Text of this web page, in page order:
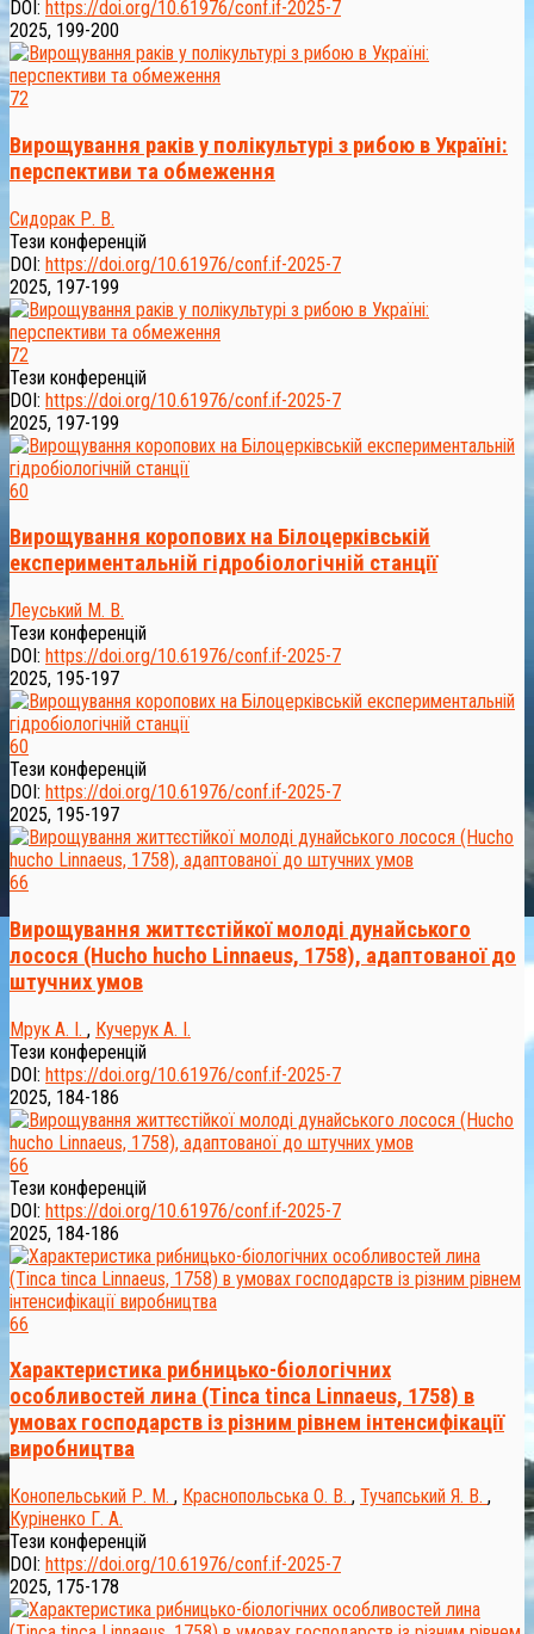
DOI: https://doi.org/10.61976/conf.if-2025-7
2025, 199-200
72
Вирощування раків у полікультурі з рибою в Україні:
перспективи та обмеження
Сидорак Р. В.
Тези конференцій
DOI: https://doi.org/10.61976/conf.if-2025-7
2025, 197-199
72
Тези конференцій
DOI: https://doi.org/10.61976/conf.if-2025-7
2025, 197-199
60
Вирощування коропових на Білоцерківській
експериментальній гідробіологічній станції
Леуський М. В.
Тези конференцій
DOI: https://doi.org/10.61976/conf.if-2025-7
2025, 195-197
60
Тези конференцій
DOI: https://doi.org/10.61976/conf.if-2025-7
2025, 195-197
66
Вирощування життєстійкої молоді дунайського
лосося (Hucho hucho Linnaeus, 1758), адаптованої до
штучних умов
Мрук А. І. , Кучерук А. І.
Тези конференцій
DOI: https://doi.org/10.61976/conf.if-2025-7
2025, 184-186
66
Тези конференцій
DOI: https://doi.org/10.61976/conf.if-2025-7
2025, 184-186
66
Характеристика рибницько-біологічних
особливостей лина (Tinca tinca Linnaeus, 1758) в
умовах господарств із різним рівнем інтенсифікації
виробництва
Конопельський Р. М. , Краснопольська О. В. , Тучапський Я. В. ,
Куріненко Г. А.
Тези конференцій
DOI: https://doi.org/10.61976/conf.if-2025-7
2025, 175-178